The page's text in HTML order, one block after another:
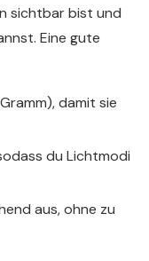
sichtbar bist und
Eine gute
damit sie
du Lichtmodi
aus, ohne zu